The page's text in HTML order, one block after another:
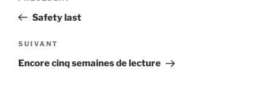
l’article
précédent
Safety last
Article
suivant
SUIVANT
Encore cinq semaines de lecture